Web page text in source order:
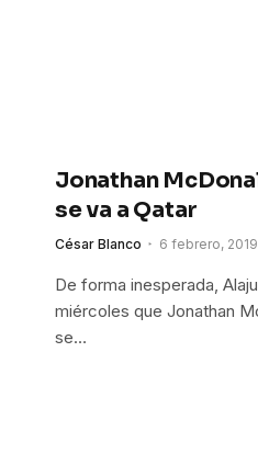
Jonathan
se va a Qatar
César Blanco 6 febrero, 2019
De forma inesperada,
miércoles que Jonathan
se…